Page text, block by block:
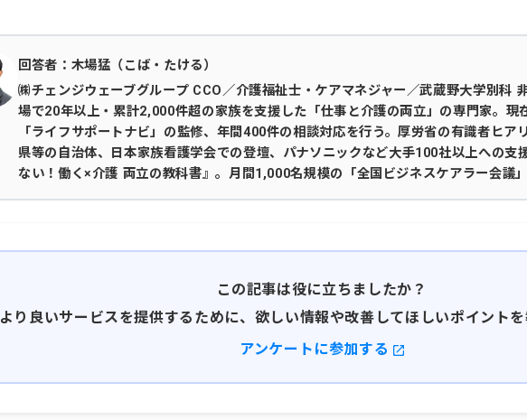
回答者：木場猛（こば・たける）
㈱チェンジウェーブグループ CCO／介護福祉士・ケアマネジャー／武蔵野大学別科
場で20年以上・累計2,000件超の家族を支援した「仕事と介護の両立」の専門家。現
「ライフサポートナビ」の監修、年間400件の相談対応を行う。厚労省の有識者ヒア
県等の自治体、日本家族看護学会での登壇、パナソニックなど大手100社以上への支
ない！働く×介護 両立の教科書』。月間1,000名規模の「全国ビジネスケアラー会議
この記事は役に立ちましたか？
より良いサービスを提供するために、欲しい情報や改善してほしいポイントを
アンケートに参加する